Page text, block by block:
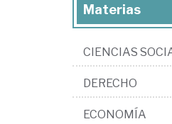
Materias
CIENCIAS
DERECHO
ECONOMÍA